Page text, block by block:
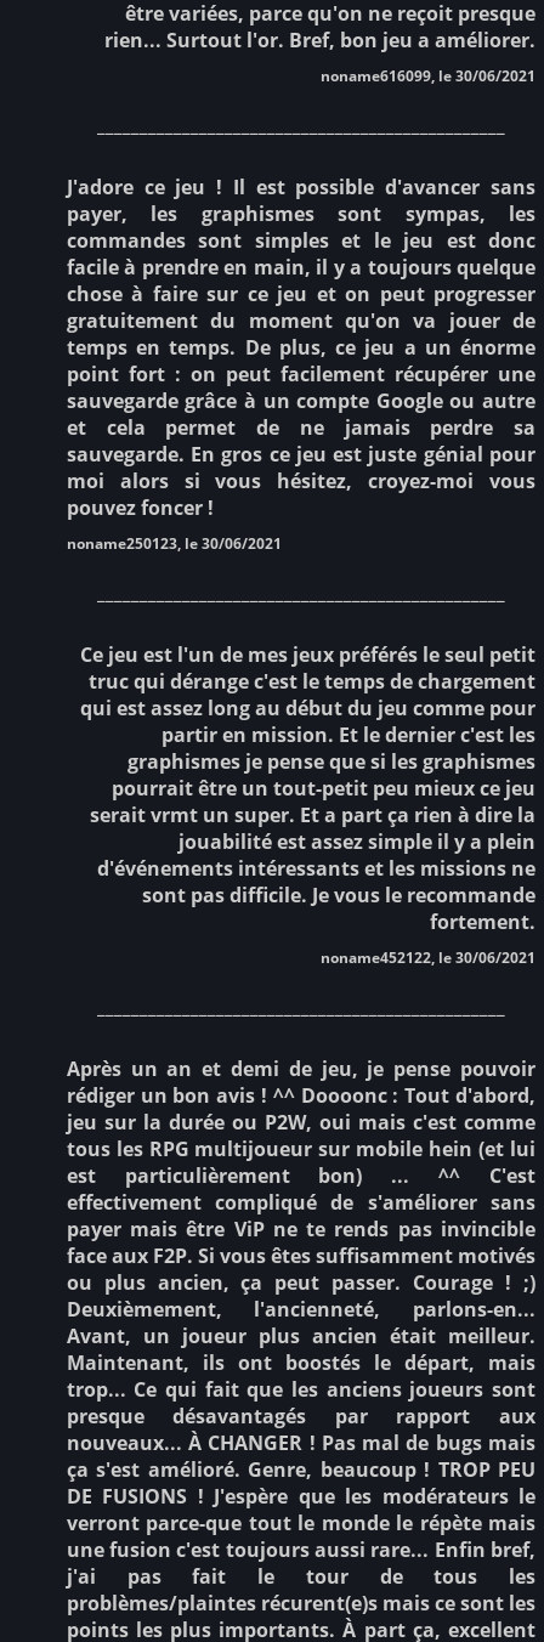
être variées, parce qu'on ne reçoit presque
rien... Surtout l'or. Bref, bon jeu a améliorer.
noname616099, le 30/06/2021
J'adore ce jeu ! Il est possible d'avancer sans
payer, les graphismes sont sympas, les
commandes sont simples et le jeu est donc
facile à prendre en main, il y a toujours quelque
chose à faire sur ce jeu et on peut progresser
gratuitement du moment qu'on va jouer de
temps en temps. De plus, ce jeu a un énorme
point fort : on peut facilement récupérer une
sauvegarde grâce à un compte Google ou autre
et cela permet de ne jamais perdre sa
sauvegarde. En gros ce jeu est juste génial pour
moi alors si vous hésitez, croyez-moi vous
pouvez foncer !
noname250123, le 30/06/2021
Ce jeu est l'un de mes jeux préférés le seul petit
truc qui dérange c'est le temps de chargement
qui est assez long au début du jeu comme pour
partir en mission. Et le dernier c'est les
graphismes je pense que si les graphismes
pourrait être un tout-petit peu mieux ce jeu
serait vrmt un super. Et a part ça rien à dire la
jouabilité est assez simple il y a plein
d'événements intéressants et les missions ne
sont pas difficile. Je vous le recommande
fortement.
noname452122, le 30/06/2021
Après un an et demi de jeu, je pense pouvoir
rédiger un bon avis ! ^^ Doooonc : Tout d'abord,
jeu sur la durée ou P2W, oui mais c'est comme
tous les RPG multijoueur sur mobile hein (et lui
est particulièrement bon) ... ^^ C'est
effectivement compliqué de s'améliorer sans
payer mais être ViP ne te rends pas invincible
face aux F2P. Si vous êtes suffisamment motivés
ou plus ancien, ça peut passer. Courage ! ;)
Deuxièmement, l'ancienneté, parlons-en...
Avant, un joueur plus ancien était meilleur.
Maintenant, ils ont boostés le départ, mais
trop... Ce qui fait que les anciens joueurs sont
presque désavantagés par rapport aux
nouveaux... À CHANGER ! Pas mal de bugs mais
ça s'est amélioré. Genre, beaucoup ! TROP PEU
DE FUSIONS ! J'espère que les modérateurs le
verront parce-que tout le monde le répète mais
une fusion c'est toujours aussi rare... Enfin bref,
j'ai pas fait le tour de tous les
problèmes/plaintes récurent(e)s mais ce sont les
points les plus importants. À part ça, excellent